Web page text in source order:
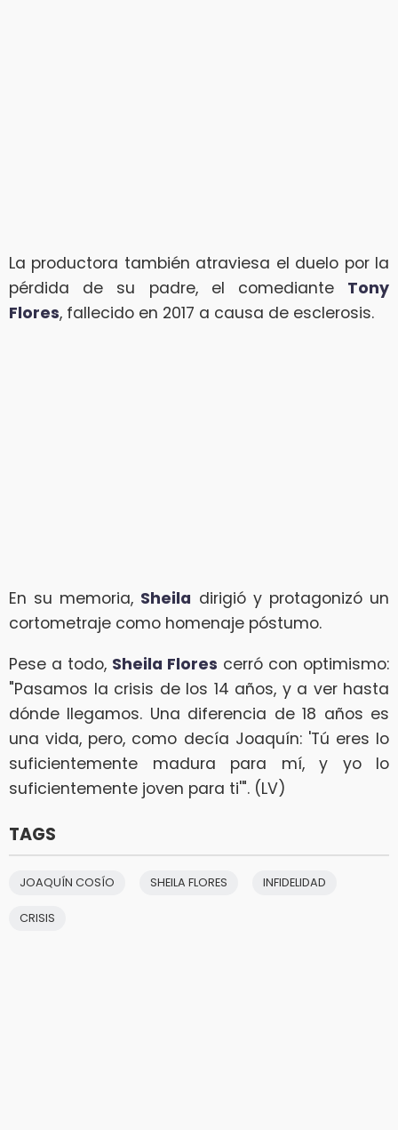
La productora también atraviesa el duelo por la
pérdida de su padre, el comediante Tony
Flores, fallecido en 2017 a causa de esclerosis.
En su memoria, Sheila dirigió y protagonizó un
cortometraje como homenaje póstumo.
Pese a todo, Sheila Flores cerró con optimismo:
"Pasamos la crisis de los 14 años, y a ver hasta
dónde llegamos. Una diferencia de 18 años es
una vida, pero, como decía Joaquín: 'Tú eres lo
suficientemente madura para mí, y yo lo
suficientemente joven para ti'". (LV)
TAGS
JOAQUÍN COSÍO SHEILA FLORES INFIDELIDAD
CRISIS